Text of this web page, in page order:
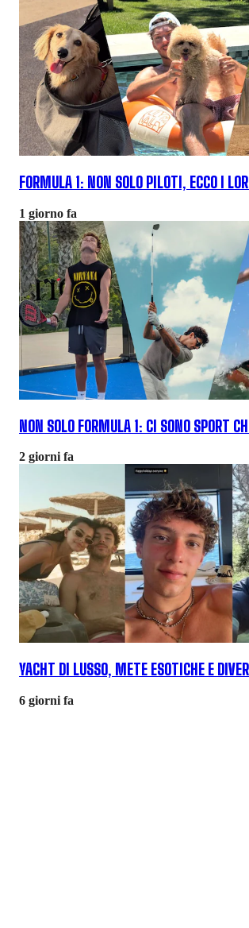
FORMULA 1: NON SOLO PILOTI, ECCO I
1 giorno fa
NON SOLO FORMULA 1: CI SONO SPORT
2 giorni fa
YACHT DI LUSSO, METE ESOTICHE E
6 giorni fa